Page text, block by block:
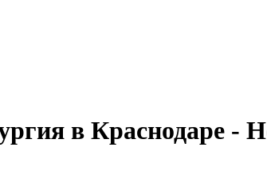
в Краснодаре -